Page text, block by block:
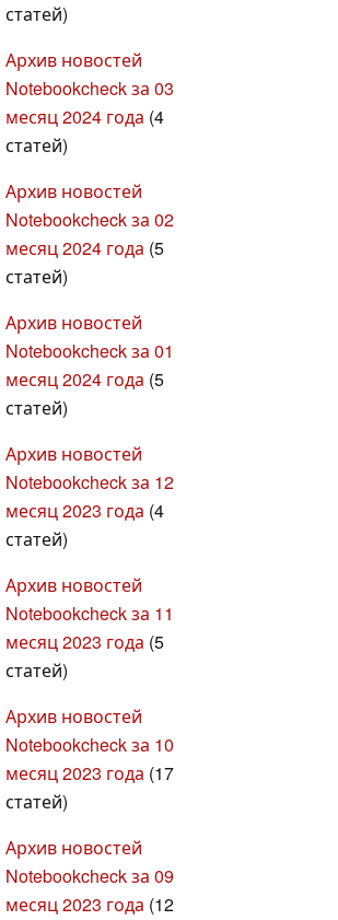
статей)
Архив новостей
Notebookcheck за 03
месяц 2024 года (4
статей)
Архив новостей
Notebookcheck за 02
месяц 2024 года (5
статей)
Архив новостей
Notebookcheck за 01
месяц 2024 года (5
статей)
Архив новостей
Notebookcheck за 12
месяц 2023 года (4
статей)
Архив новостей
Notebookcheck за 11
месяц 2023 года (5
статей)
Архив новостей
Notebookcheck за 10
месяц 2023 года (17
статей)
Архив новостей
Notebookcheck за 09
месяц 2023 года (12